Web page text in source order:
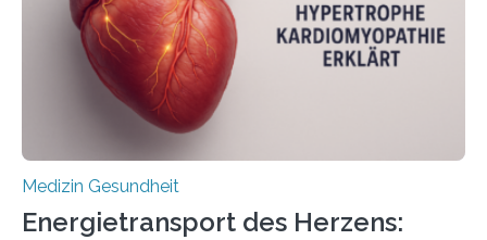
als Biomarker für die Wahl der passenden Therapie
dienen könnte. Darmkrebs zählt weltweit zu den
häufigsten Krebsarten und stellt…
Medizin Gesundheit
Energietransport des Herzens: